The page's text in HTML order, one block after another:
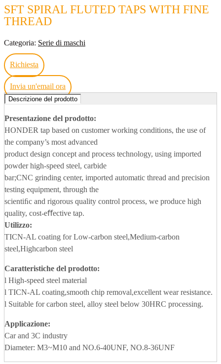
SFT SPIRAL FLUTED TAPS WITH FINE
THREAD
Categoria: Serie di maschi
Richiesta
Invia un'email ora
Descrizione del prodotto
Presentazione del prodotto:
HONDER tap based on customer working conditions, the use of
the company’s most advanced
product design concept and process technology, using imported
powder high-speed steel, carbide
bar;CNC grinding center, imported automatic thread and precision
testing equipment, through the
scientiﬁc and rigorous quality control process, we produce high
quality, cost-eﬀective tap.
Utilizzo:
TICN-AL coating for Low-carbon steel,Medium-carbon
steel,Highcarbon steel
Caratteristiche del prodotto:
l High-speed steel material
l TICN-AL coating,smooth chip removal,excellent wear resistance.
l Suitable for carbon steel, alloy steel below 30HRC processing.
Applicazione:
Car and 3C industry
Diameter: M3~M10 and NO.6-40UNF, NO.8-36UNF